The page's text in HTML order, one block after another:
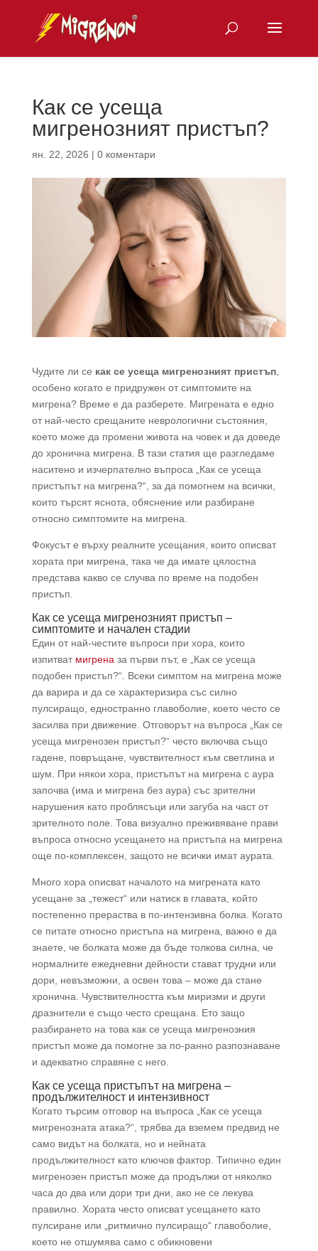
Как се усеща
мигренозният пристъп?
ян. 22, 2026 | 0 коментари
Чудите ли се как се усеща мигренозният пристъп,
особено когато е придружен от симптомите на
мигрена? Време е да разберете. Мигрената е едно
от най-често срещаните неврологични състояния,
което може да промени живота на човек и да доведе
до хронична мигрена. В тази статия ще разгледаме
наситено и изчерпателно въпроса „Как се усеща
пристъпът на мигрена?“, за да помогнем на всички,
които търсят яснота, обяснение или разбиране
относно симптомите на мигрена.
Фокусът е върху реалните усещания, които описват
хората при мигрена, така че да имате цялостна
представа какво се случва по време на подобен
пристъп.
Как се усеща мигренозният пристъп –
симптомите и начален стадии
Един от най-честите въпроси при хора, които
изпитват мигрена за първи път, е „Как се усеща
подобен пристъп?“. Всеки симптом на мигрена може
да варира и да се характеризира със силно
пулсиращо, едностранно главоболие, което често се
засилва при движение. Отговорът на въпроса „Как се
усеща мигренозен пристъп?“ често включва също
гадене, повръщане, чувствителност към светлина и
шум. При някои хора, пристъпът на мигрена с аура
започва (има и мигрена без аура) със зрителни
нарушения като проблясъци или загуба на част от
зрителното поле. Това визуално преживяване прави
въпроса относно усещането на пристъпа на мигрена
още по-комплексен, защото не всички имат аурата.
Много хора описват началото на мигрената като
усещане за „тежест“ или натиск в главата, който
постепенно прераства в по-интензивна болка. Когато
се питате относно пристъпа на мигрена, важно е да
знаете, че болката може да бъде толкова силна, че
нормалните ежедневни дейности стават трудни или
дори, невъзможни, а освен това – може да стане
хронична. Чувствителността към миризми и други
дразнители е също често срещана. Ето защо
разбирането на това как се усеща мигренозния
пристъп може да помогне за по-ранно разпознаване
и адекватно справяне с него.
Как се усеща пристъпът на мигрена –
продължителност и интензивност
Когато търсим отговор на въпроса „Как се усеща
мигренозната атака?“, трябва да вземем предвид не
само видът на болката, но и нейната
продължителност като ключов фактор. Типично един
мигренозен пристъп може да продължи от няколко
часа до два или дори три дни, ако не се лекува
правилно. Хората често описват усещането като
пулсиране или „ритмично пулсиращо“ главоболие,
което не отшумява само с обикновени